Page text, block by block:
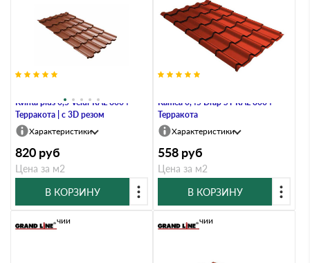
Kvinta plus 0,5 Velur RAL 8004
Терракота | c 3D резом
Характеристики
820 руб
Цена за м2
В КОРЗИНУ
Kamea 0,45 Drap ST RAL 8004
Терракота
Характеристики
558 руб
Цена за м2
В КОРЗИНУ
В наличии В наличии